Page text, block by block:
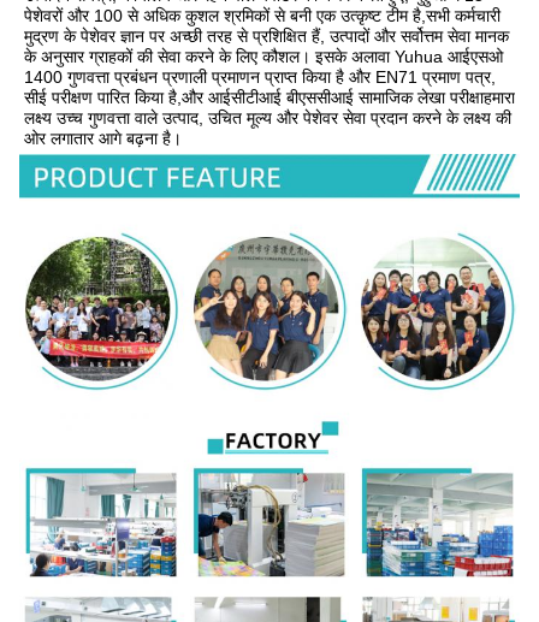
पेशेवरों और 100 से अधिक कुशल श्रमिकों से बनी एक उत्कृष्ट टीम है,सभी कर्मचारी
मुद्रण के पेशेवर ज्ञान पर अच्छी तरह से प्रशिक्षित हैं, उत्पादों और सर्वोत्तम सेवा मानक
के अनुसार ग्राहकों की सेवा करने के लिए कौशल। इसके अलावा Yuhua आईएसओ
1400 गुणवत्ता प्रबंधन प्रणाली प्रमाणन प्राप्त किया है और EN71 प्रमाण पत्र,
सीई परीक्षण पारित किया है,और आईसीटीआई बीएससीआई सामाजिक लेखा परीक्षाहमारा
लक्ष्य उच्च गुणवत्ता वाले उत्पाद, उचित मूल्य और पेशेवर सेवा प्रदान करने के लक्ष्य की
ओर लगातार आगे बढ़ना है।